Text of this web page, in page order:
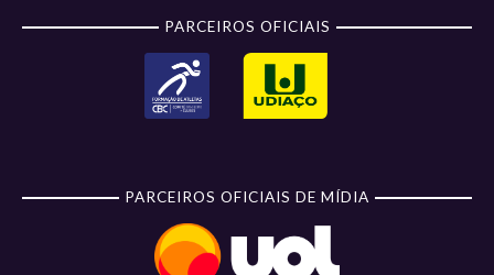
PARCEIROS OFICIAIS
PARCEIROS OFICIAIS DE MÍDIA